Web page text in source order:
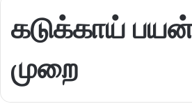
கடுக்காய்
முறை